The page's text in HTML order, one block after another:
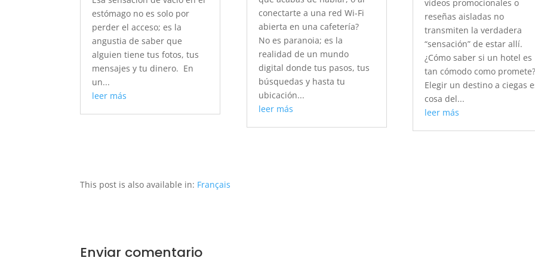
estómago no es solo por
perder el acceso; es la
angustia de saber que
alguien tiene tus fotos, tus
mensajes y tu dinero. En
un...
leer más
conectarte a una red Wi-Fi
abierta en una cafetería?
No es paranoia; es la
realidad de un mundo
digital donde tus pasos, tus
búsquedas y hasta tu
ubicación...
leer más
vídeos promocionales o
reseñas aisladas no
transmiten la verdadera
“sensación” de estar allí.
¿Cómo saber si un hotel es
tan cómodo como
Elegir un destino a ciegas
cosa del...
leer más
This post is also available in: Français
Enviar comentario